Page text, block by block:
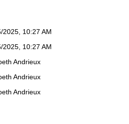
2025, 10:27 AM
2025, 10:27 AM
Andrieux
Andrieux
Andrieux